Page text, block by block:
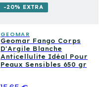
-20% EXTRA
GEOMAR
Geomar Fango Corps
D'Argile Blanche
Anticellulite Idéal Pour
Peaux Sensibles 650 gr